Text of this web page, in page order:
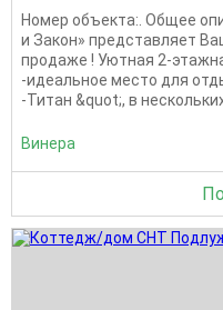
Номер объекта:. Общее
и Закон» представляет
продаже ! Уютная 2-
-идеальное место для
-Титан &quot;, в
Винера